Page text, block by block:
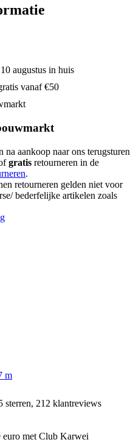
augustus in huis
vanaf €50
aankoop naar ons terugsturen
gratis retourneren in de
.
retourneren gelden niet voor
bederfelijke artikelen zoals
m
sterren, 212 klantreviews
met Club Karwei